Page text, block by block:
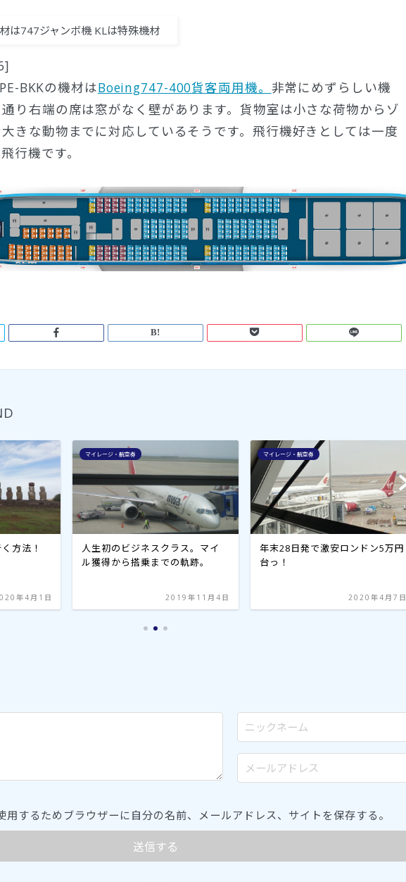
は747ジャンボ機 KLは特殊機材
BKKの機材はBoeing747-400貨客両用機。 非常にめずらしい機
り右端の席は窓がなく壁があります。貨物室は小さな荷物からゾ
きな動物までに対応しているそうです。飛行機好きとしては一度
行機です。
方法！
年4月1日
マイレージ・航空券
人生初のビジネスクラス。マイ
ル獲得から搭乗までの軌跡。
2019年11月4日
マイレージ・航空券
年末28日発で激安ロンドン5万円
台っ！
2020年4月7日
用するためブラウザーに自分の名前、メールアドレス、サイトを保存する。